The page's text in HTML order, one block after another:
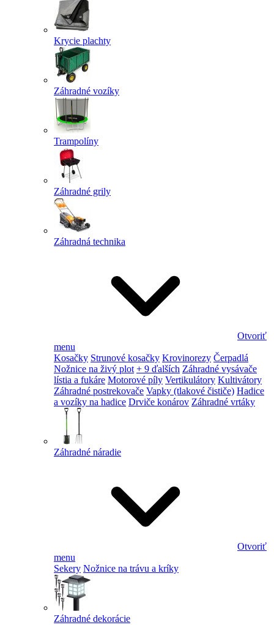
Krycie plachty
Záhradné vozíky
Trampolíny
Záhradné grily
Záhradná technika
Otvoriť
menu
Kosačky Strunové kosačky Krovinorezy Čerpadlá
Nožnice na živý plot + 9 ďalších Záhradné vysávače
lístia a fukáre Motorové píly Vertikulátory Kultivátory
Záhradné postrekovače Vapky (tlakové čističe) Hadice
a vozíky na hadice Drviče konárov Záhradné vrtáky
Záhradné náradie
Otvoriť
menu
Sekery Nožnice na trávu a kríky
Záhradné dekorácie